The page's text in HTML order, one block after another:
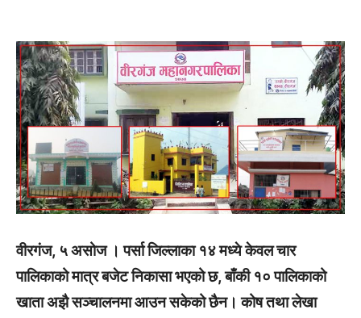
वीरगंज, ५ असोज । पर्सा जिल्लाका १४ मध्ये केवल चार
पालिकाको मात्र बजेट निकासा भएको छ, बाँकी १० पालिकाको
खाता अझै सञ्चालनमा आउन सकेको छैन। कोष तथा लेखा